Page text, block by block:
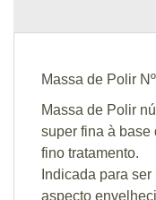
Massa de Polir
Massa de Polir
super fina à base
fino tratamento.
Indicada para
aspecto